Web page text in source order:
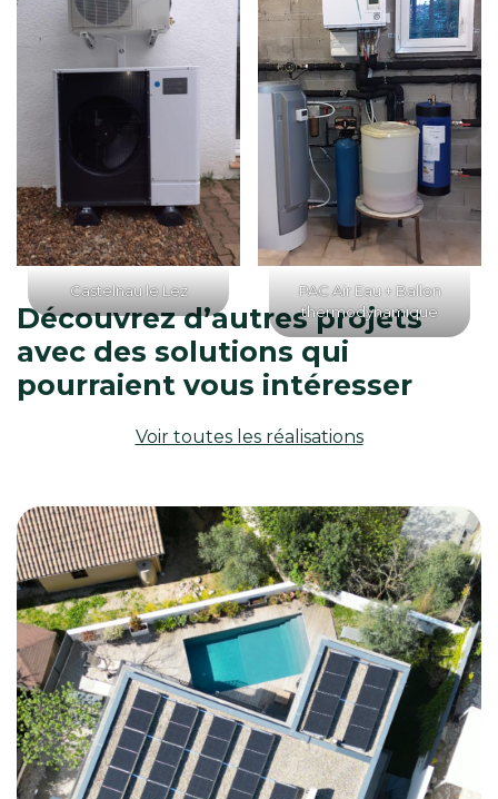
Castelnau le Lez
PAC Air Eau + Ballon
thermodynamique
Découvrez d’autres projets
avec des solutions qui
pourraient vous intéresser
Voir toutes les réalisations